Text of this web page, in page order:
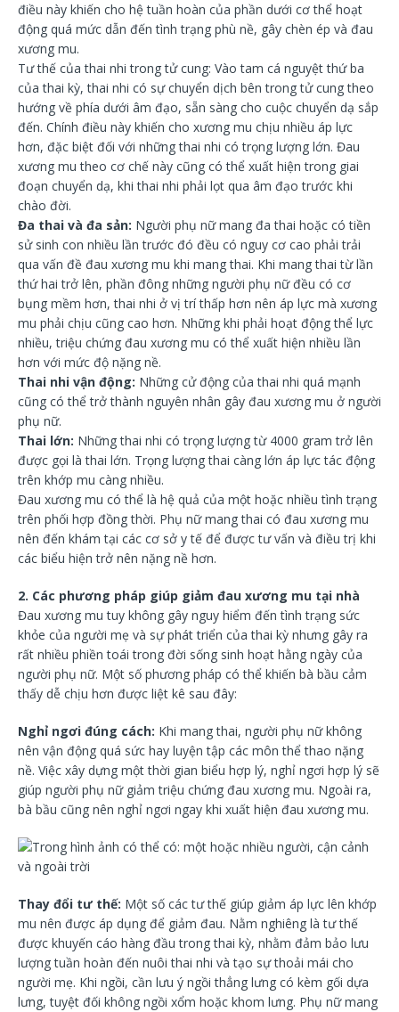
điều này khiến cho hệ tuần hoàn của phần dưới cơ thể hoạt
động quá mức dẫn đến tình trạng phù nề, gây chèn ép và đau
xương mu.
Tư thế của thai nhi trong tử cung: Vào tam cá nguyệt thứ ba
của thai kỳ, thai nhi có sự chuyển dịch bên trong tử cung theo
hướng về phía dưới âm đạo, sẵn sàng cho cuộc chuyển dạ sắp
đến. Chính điều này khiến cho xương mu chịu nhiều áp lực
hơn, đặc biệt đối với những thai nhi có trọng lượng lớn. Đau
xương mu theo cơ chế này cũng có thể xuất hiện trong giai
đoạn chuyển dạ, khi thai nhi phải lọt qua âm đạo trước khi
chào đời.
Đa thai và đa sản: Người phụ nữ mang đa thai hoặc có tiền
sử sinh con nhiều lần trước đó đều có nguy cơ cao phải trải
qua vấn đề đau xương mu khi mang thai. Khi mang thai từ lần
thứ hai trở lên, phần đông những người phụ nữ đều có cơ
bụng mềm hơn, thai nhi ở vị trí thấp hơn nên áp lực mà xương
mu phải chịu cũng cao hơn. Những khi phải hoạt động thể lực
nhiều, triệu chứng đau xương mu có thể xuất hiện nhiều lần
hơn với mức độ nặng nề.
Thai nhi vận động: Những cử động của thai nhi quá mạnh
cũng có thể trở thành nguyên nhân gây đau xương mu ở người
phụ nữ.
Thai lớn: Những thai nhi có trọng lượng từ 4000 gram trở lên
được gọi là thai lớn. Trọng lượng thai càng lớn áp lực tác động
trên khớp mu càng nhiều.
Đau xương mu có thể là hệ quả của một hoặc nhiều tình trạng
trên phối hợp đồng thời. Phụ nữ mang thai có đau xương mu
nên đến khám tại các cơ sở y tế để được tư vấn và điều trị khi
các biểu hiện trở nên nặng nề hơn.
2. Các phương pháp giúp giảm đau xương mu tại nhà
Đau xương mu tuy không gây nguy hiểm đến tình trạng sức
khỏe của người mẹ và sự phát triển của thai kỳ nhưng gây ra
rất nhiều phiền toái trong đời sống sinh hoạt hằng ngày của
người phụ nữ. Một số phương pháp có thể khiến bà bầu cảm
thấy dễ chịu hơn được liệt kê sau đây:
Nghỉ ngơi đúng cách: Khi mang thai, người phụ nữ không
nên vận động quá sức hay luyện tập các môn thể thao nặng
nề. Việc xây dựng một thời gian biểu hợp lý, nghỉ ngơi hợp lý sẽ
giúp người phụ nữ giảm triệu chứng đau xương mu. Ngoài ra,
bà bầu cũng nên nghỉ ngơi ngay khi xuất hiện đau xương mu.
Thay đổi tư thế: Một số các tư thế giúp giảm áp lực lên khớp
mu nên được áp dụng để giảm đau. Nằm nghiêng là tư thế
được khuyến cáo hàng đầu trong thai kỳ, nhằm đảm bảo lưu
lượng tuần hoàn đến nuôi thai nhi và tạo sự thoải mái cho
người mẹ. Khi ngồi, cần lưu ý ngồi thẳng lưng có kèm gối dựa
lưng, tuyệt đối không ngồi xổm hoặc khom lưng. Phụ nữ mang